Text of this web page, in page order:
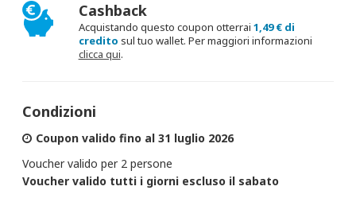
Cashback
Acquistando questo coupon otterrai 1,49 € di
credito sul tuo wallet. Per maggiori informazioni
clicca qui.
Condizioni
Coupon valido fino al 31 luglio 2026
Voucher valido per 2 persone
Voucher valido tutti i giorni escluso il sabato